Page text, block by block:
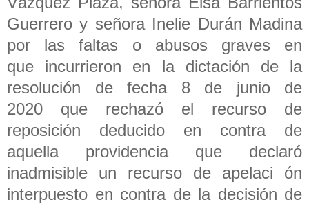
Guerrero y señora Inelie Durán Madina
por las faltas o abusos graves en
que incurrieron en la dictación de la
resolución de fecha 8 de junio de
2020 que rechazó el recurso de
reposición deducido en contra de
aquella providencia que declaró
inadmisible un recurso de apelaci ón
interpuesto en contra de la decisión de